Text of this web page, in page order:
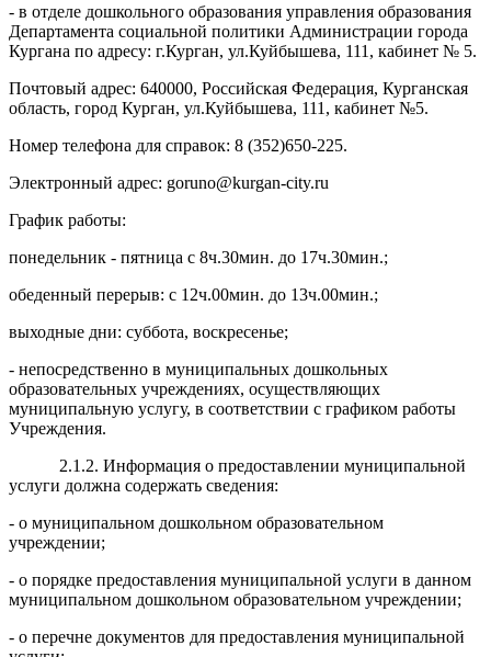
- в отделе дошкольного образования управления образования
Департамента социальной политики Администрации города
Кургана по адресу: г.Курган, ул.Куйбышева, 111, кабинет № 5.
Почтовый адрес: 640000, Российская Федерация, Курганская
область, город Курган, ул.Куйбышева, 111, кабинет №5.
Номер телефона для справок: 8 (352)650-225.
Электронный адрес: goruno@kurgan-city.ru
График работы:
понедельник - пятница с 8ч.30мин. до 17ч.30мин.;
обеденный перерыв: с 12ч.00мин. до 13ч.00мин.;
выходные дни: суббота, воскресенье;
- непосредственно в муниципальных дошкольных
образовательных учреждениях, осуществляющих
муниципальную услугу, в соответствии с графиком работы
Учреждения.
2.1.2. Информация о предоставлении муниципальной
услуги должна содержать сведения:
- о муниципальном дошкольном образовательном
учреждении;
- о порядке предоставления муниципальной услуги в данном
муниципальном дошкольном образовательном учреждении;
- о перечне документов для предоставления муниципальной